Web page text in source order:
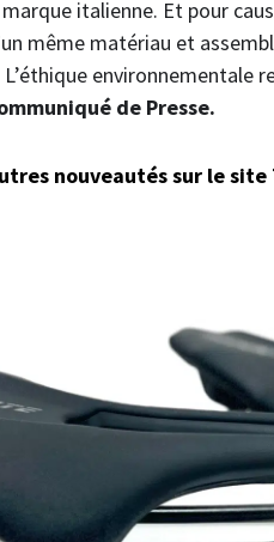
italienne. Et pour
même matériau et
environnementale
de Presse.
nouveautés sur le site